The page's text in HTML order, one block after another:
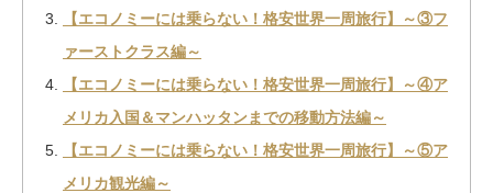
【エコノミーには乗らない！格安世界一周旅行】～③フ
ァーストクラス編～
【エコノミーには乗らない！格安世界一周旅行】～④ア
メリカ入国＆マンハッタンまでの移動方法編～
【エコノミーには乗らない！格安世界一周旅行】～⑤ア
メリカ観光編～